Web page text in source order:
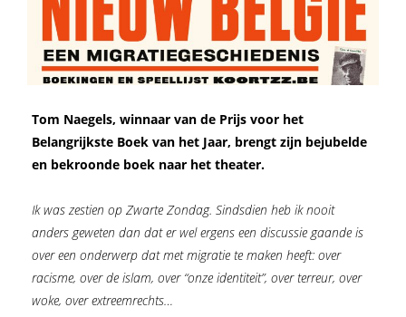
Tom Naegels, winnaar van de Prijs voor het
Belangrijkste Boek van het Jaar, brengt zijn bejubelde
en bekroonde boek naar het theater.
Ik was zestien op Zwarte Zondag. Sindsdien heb ik nooit
anders geweten dan dat er wel ergens een discussie gaande is
over een onderwerp dat met migratie te maken heeft: over
racisme, over de islam, over “onze identiteit”, over terreur, over
woke, over extreemrechts…